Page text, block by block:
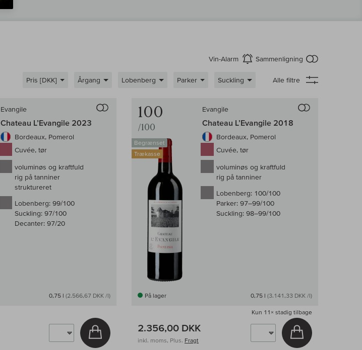
Vin-Alarm
aktiver Sammenligning
Pris [DKK] Årgang Lobenberg Parker Suckling Alle filtre
Evangile
Chateau L’Evangile 2023
Bordeaux, Pomerol
Cuvée, tør
voluminøs og kraftfuld
rig på tanniner
struktureret
Lobenberg: 99/100
Suckling: 97/100
Decanter: 97/20
0,75 l (2.566,67 DKK /l)
Læg i kurv
100
/100
Begrænset
Trækasse
Evangile
Chateau L’Evangile 2018
Bordeaux, Pomerol
Cuvée, tør
voluminøs og kraftfuld
rig på tanniner
Lobenberg: 100/100
Parker: 97–99/100
Suckling: 98–99/100
På lager 0,75 l (3.141,33 DKK /l)
Kun 11× stadig tilbage
2.356,00 DKK
inkl. moms, Plus. Fragt
Læg i kurv